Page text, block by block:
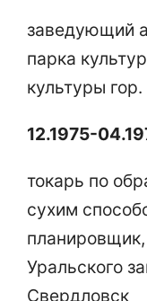
заведующий
парка
культуры
12.1975-
токарь по
сухим
Уральского
Свердловск